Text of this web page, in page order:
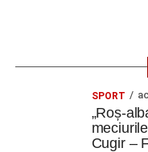
echipă a creat
„Am învățat să
SPORT
„Roș-
Cugir –